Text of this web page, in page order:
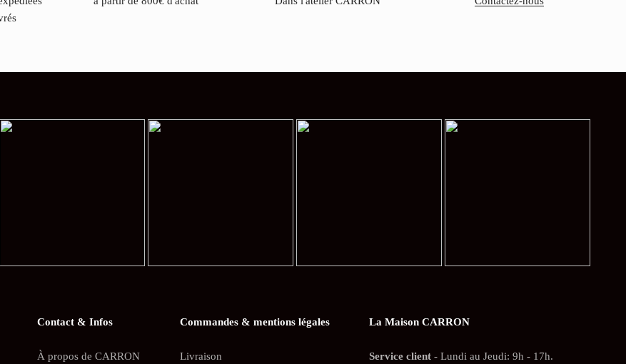
Contact & Infos
À propos de CARRON
Commandes & mentions légales
Livraison
La Maison CARRON
Service client- Lundi au Jeudi: 9h - 17h.